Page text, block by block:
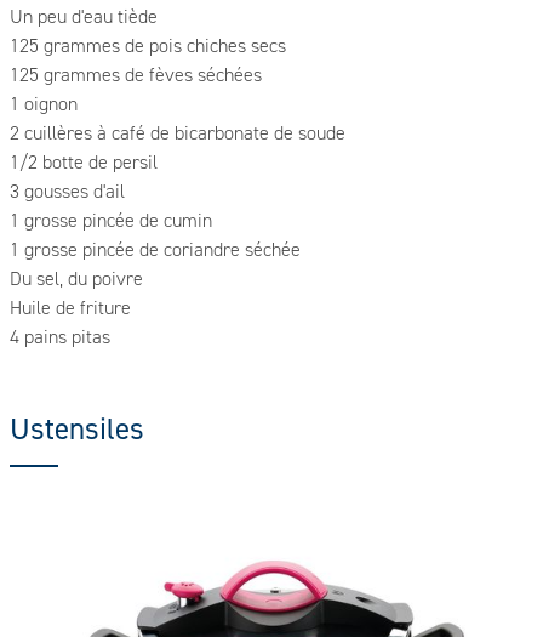
Un peu d'eau tiède
125 grammes de pois chiches secs
125 grammes de fèves séchées
1 oignon
2 cuillères à café de bicarbonate de soude
1/2 botte de persil
3 gousses d'ail
1 grosse pincée de cumin
1 grosse pincée de coriandre séchée
Du sel, du poivre
Huile de friture
4 pains pitas
Ustensiles